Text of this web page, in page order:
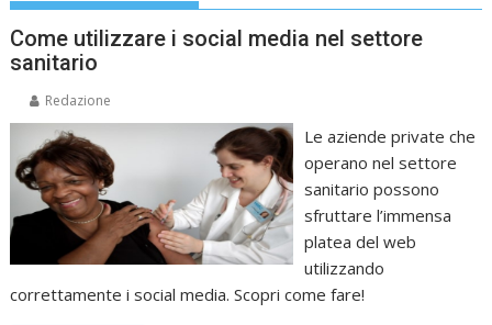
Come utilizzare i social media nel settore
sanitario
Redazione
Le aziende private che
operano nel settore
sanitario possono
sfruttare l’immensa
platea del web
utilizzando
correttamente i social media. Scopri come fare!